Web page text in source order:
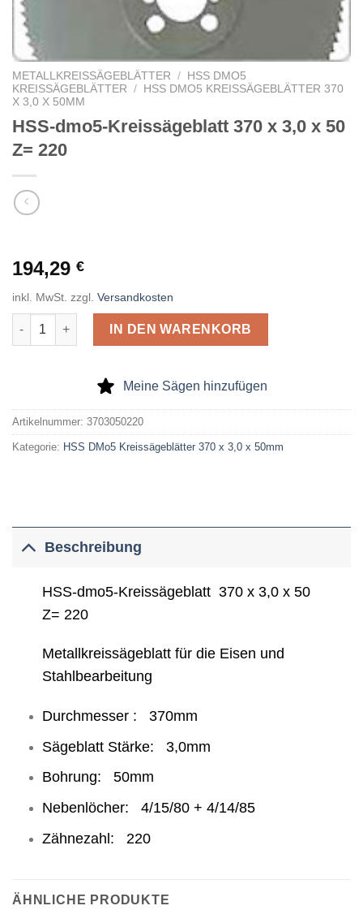
METALLKREISSÄGEBLÄTTER /
HSS DMO5
KREISSÄGEBLÄTTER
/
HSS DMO5 KREISSÄGEBLÄTTER 370
X 3,0 X 50MM
HSS-dmo5-Kreissägeblatt 370 x 3,0 x 50
Z= 220
194,29 €
inkl. MwSt. zzgl. Versandkosten
HSS-dmo5-Kreissägeblatt 370 x 3,0 x 50 Z= 220 Menge
IN DEN WARENKORB
Meine Sägen hinzufügen
Artikelnummer: 3703050220
Kategorie: HSS DMo5 Kreissägeblätter 370 x 3,0 x 50mm
Beschreibung
HSS-dmo5-Kreissägeblatt 370 x 3,0 x 50
Z= 220
Metallkreissägeblatt für die Eisen und
Stahlbearbeitung
Durchmesser : 370mm
Sägeblatt Stärke: 3,0mm
Bohrung: 50mm
Nebenlöcher: 4/15/80 + 4/14/85
Zähnezahl: 220
ÄHNLICHE PRODUKTE